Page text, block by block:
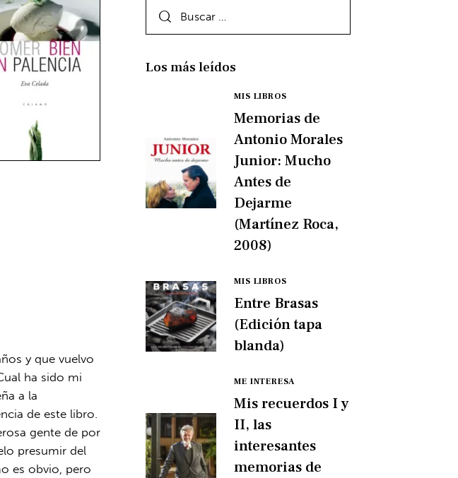
y que vuelvo
ha sido mi
a la
de este libro.
gente de por
presumir del
es obvio, pero
Los más leídos
MIS LIBROS
Memorias de
Antonio Morales
Junior: Mucho
Antes de
Dejarme
(Martínez Roca,
2008)
MIS LIBROS
Entre Brasas
(Edición tapa
blanda)
ME INTERESA
Mis recuerdos I y
II, las
interesantes
memorias de